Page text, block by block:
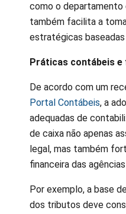
como o departamento
também facilita a
estratégicas
Práticas contábeis
De acordo com um
Portal Contábeis, a
adequadas de
de caixa não apenas
legal, mas também
financeira das
Por exemplo, a base
dos tributos deve